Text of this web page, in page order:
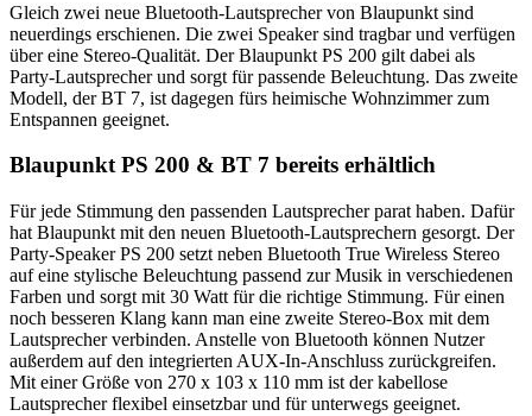
Gleich zwei neue Bluetooth-Lautsprecher von Blaupunkt sind
neuerdings erschienen. Die zwei Speaker sind tragbar und verfügen
über eine Stereo-Qualität. Der Blaupunkt PS 200 gilt dabei als
Party-Lautsprecher und sorgt für passende Beleuchtung. Das zweite
Modell, der BT 7, ist dagegen fürs heimische Wohnzimmer zum
Entspannen geeignet.
Blaupunkt PS 200 & BT 7 bereits erhältlich
Für jede Stimmung den passenden Lautsprecher parat haben. Dafür
hat Blaupunkt mit den neuen Bluetooth-Lautsprechern gesorgt. Der
Party-Speaker PS 200 setzt neben Bluetooth True Wireless Stereo
auf eine stylische Beleuchtung passend zur Musik in verschiedenen
Farben und sorgt mit 30 Watt für die richtige Stimmung. Für einen
noch besseren Klang kann man eine zweite Stereo-Box mit dem
Lautsprecher verbinden. Anstelle von Bluetooth können Nutzer
außerdem auf den integrierten AUX-In-Anschluss zurückgreifen.
Mit einer Größe von 270 x 103 x 110 mm ist der kabellose
Lautsprecher flexibel einsetzbar und für unterwegs geeignet.